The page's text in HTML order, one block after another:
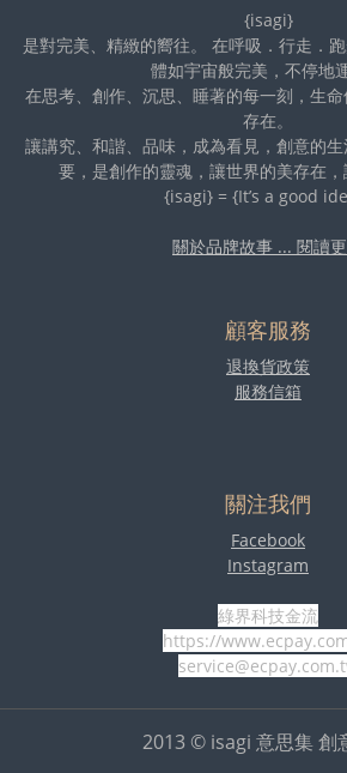
{isagi}
是對完美、精緻的嚮往。 在呼吸．行走．
體如宇宙般完美，不停地運
在思考、創作、沉思、睡著的每一刻，生
存在。
讓講究、和諧、品味，成為看見，創意的
要，是創作的靈魂，讓世界的美存在，
{isagi} = {It’s a good
關於品牌故事 ... 閱讀
顧客服務
退換貨政策
服務信箱
關注我們
Facebook
Instagram
綠界科技金流
https://
2013 © isagi 意思集 創